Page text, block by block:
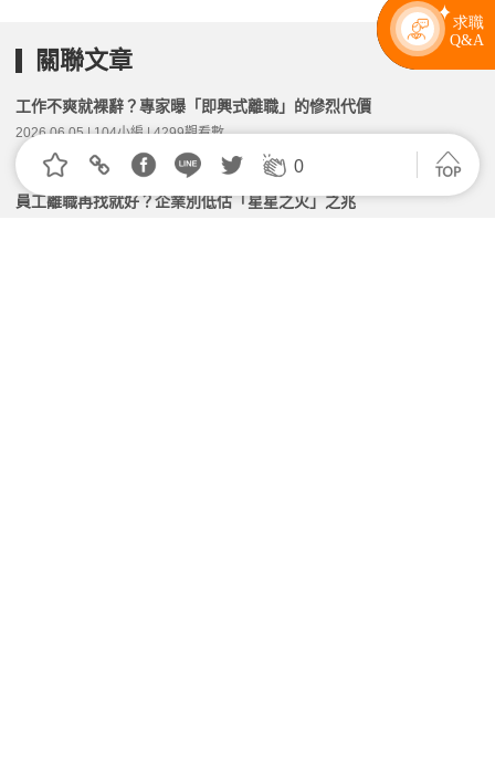
0
關聯文章
工作不爽就裸辭？專家曝「即興式離職」的慘烈代價
2026.06.05 | 104小編 | 4299觀看數
員工離職再找就好？企業別低估「星星之火」之兆